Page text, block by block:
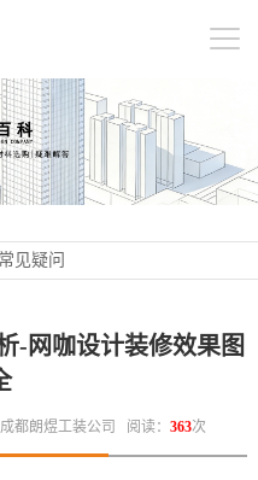
常见疑问
-网咖设计装修效果图
都朗煜工装公司 阅读： 363次